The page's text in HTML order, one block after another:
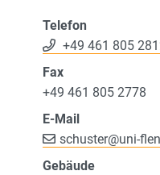
Telefon
+49 461 805
Fax
+49 461 805 2778
E-Mail
schuster@uni-
Gebäude